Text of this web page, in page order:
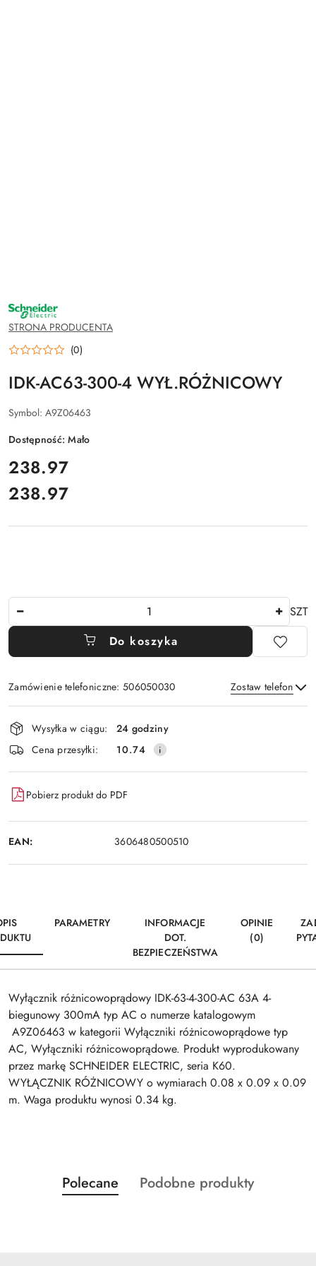
NAZWA
PRODUCENTA:
SCHNEIDER
ELECTRIC
STRONA PRODUCENTA
(0)
IDK-AC63-300-4 WYŁ.RÓŻNICOWY
Symbol: A9Z06463
Dostępność:Mało
cena:
238.97
Cena:
238.97
SZT
Do koszyka
Zamówienie telefoniczne: 506050030 Zostaw telefon
Wyślij
Dostępność
i
dostawa
Wysyłka w ciągu:
24 godziny
Cena przesyłki:
10.74
Pobierz produkt do PDF
EAN: 3606480500510
PARAMETRY
INFORMACJE
DOT.
BEZPIECZEŃSTWA
OPINIE
(0)
Wyłącznik różnicowoprądowy IDK-63-4-300-AC 63A 4-
biegunowy 300mA typ AC o numerze katalogowym
A9Z06463 w kategorii Wyłączniki różnicowoprądowe typ
AC, Wyłączniki różnicowoprądowe. Produkt wyprodukowany
przez markę SCHNEIDER ELECTRIC, seria K60.
WYŁĄCZNIK RÓŻNICOWY o wymiarach 0.08 x 0.09 x 0.09
m. Waga produktu wynosi 0.34 kg.
Pomiń karuzelę produktów
Produkty
o
Polecane
Produkty
Podobne produkty